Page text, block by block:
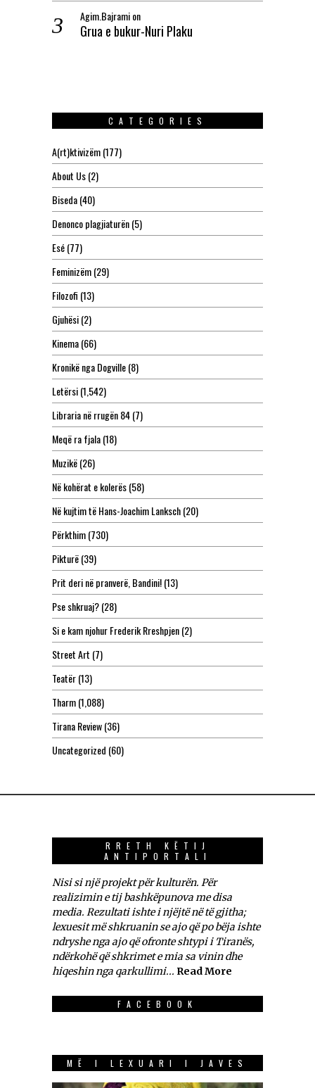
Agim.Bajramion
Grua e bukur-Nuri Plaku
CATEGORIES
A(rt)ktivizëm(177)
About Us(2)
Biseda(40)
Denonco plagjiaturën(5)
Esé(77)
Feminizëm(29)
Filozofi (13)
Gjuhësi(2)
Kinema(66)
Kronikë nga Dogville(8)
Letërsi(1,542)
Libraria në rrugën 84(7)
Meqë ra fjala(18)
Muzikë(26)
Në kohërat e kolerës(58)
Në kujtim të Hans-Joachim Lanksch(20)
Përkthim(730)
Pikturë(39)
Prit deri në pranverë, Bandini!(13)
Pse shkruaj?(28)
Si e kam njohur Frederik Rreshpjen(2)
Street Art (7)
Teatër(13)
Tharm(1,088)
Tirana Review(36)
Uncategorized (60)
RRETH KËTIJ
ANTIPORTALI
Nisi si një projekt për kulturën. Për
realizimin e tij bashkëpunova me disa
media. Rezultati ishte i njëjtë në të gjitha;
lexuesit më shkruanin se ajo që po bëja ishte
ndryshe nga ajo që ofronte shtypi i Tiranës,
ndërkohë që shkrimet e mia sa vinin dhe
hiqeshin nga qarkullimi... Read More
FACEBOOK
MË I LEXUARI I JAVES